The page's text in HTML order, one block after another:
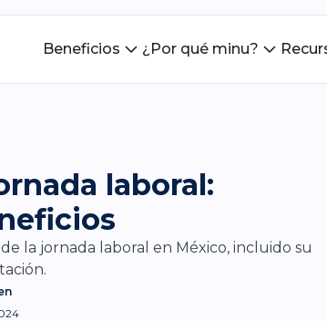
Beneficios ¿Por qué minu?
laboral:
la jornada laboral en México, incluido su